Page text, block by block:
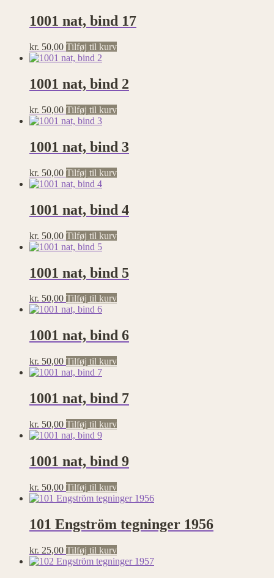
1001 nat, bind 17
kr. 50,00 Tilføj til kurv
1001 nat, bind 2
kr. 50,00 Tilføj til kurv
1001 nat, bind 3
kr. 50,00 Tilføj til kurv
1001 nat, bind 4
kr. 50,00 Tilføj til kurv
1001 nat, bind 5
kr. 50,00 Tilføj til kurv
1001 nat, bind 6
kr. 50,00 Tilføj til kurv
1001 nat, bind 7
kr. 50,00 Tilføj til kurv
1001 nat, bind 9
kr. 50,00 Tilføj til kurv
101 Engström tegninger 1956
kr. 25,00 Tilføj til kurv